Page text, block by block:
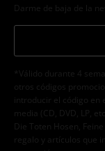
Darme de baja de la
*Válido durante 4
otros códigos
introducir el código en
media (CD, DVD, LP,
Die Toten Hosen,
regalo y artículos que